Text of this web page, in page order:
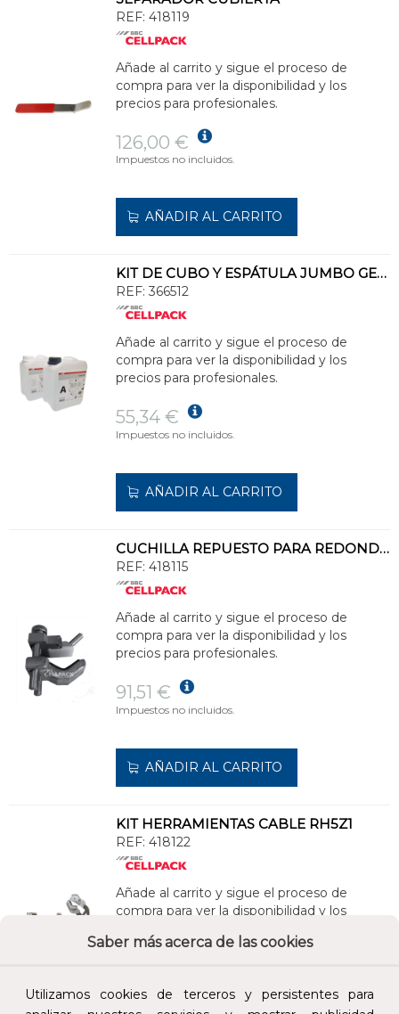
Saber más acerca de las cookies
Utilizamos cookies de terceros y persistentes para
REF: 418119
Añade al carrito y sigue el proceso de
compra para ver la disponibilidad y los
precios para profesionales.
126,00 €
Impuestos no incluidos.
AÑADIR AL CARRITO
KIT DE CUBO Y ESPÁTULA JUMBO GEL 5500 (GARRAFA 5500ml)
REF: 366512
Añade al carrito y sigue el proceso de
compra para ver la disponibilidad y los
precios para profesionales.
55,34 €
Impuestos no incluidos.
AÑADIR AL CARRITO
CUCHILLA REPUESTO PARA REDONDEADORA AISLAMIENTO
REF: 418115
Añade al carrito y sigue el proceso de
compra para ver la disponibilidad y los
precios para profesionales.
91,51 €
Impuestos no incluidos.
AÑADIR AL CARRITO
KIT HERRAMIENTAS CABLE RH5Z1
REF: 418122
Añade al carrito y sigue el proceso de
compra para ver la disponibilidad y los